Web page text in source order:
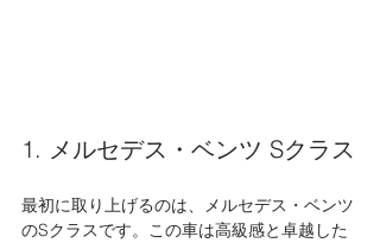
1. メルセデス・ベンツ Sクラス
最初に取り上げるのは、メルセデス・ベンツ
のSクラスです。この車は高級感と卓越した